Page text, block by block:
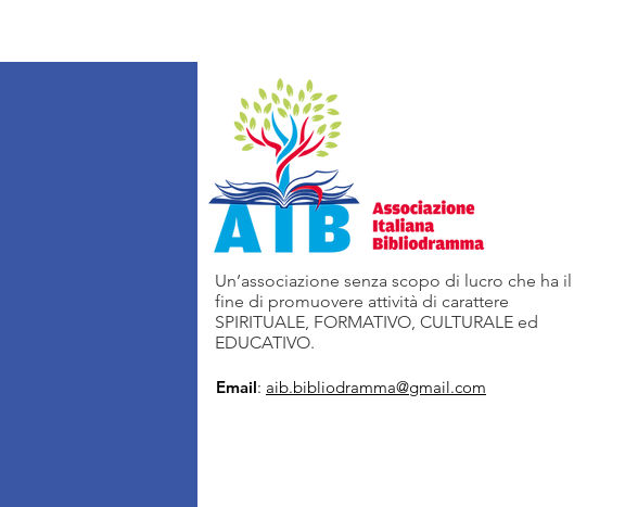
Un’associazione senza scopo di lucro che ha il
fine di promuovere attività di carattere
SPIRITUALE, FORMATIVO, CULTURALE ed
EDUCATIVO.
Email: aib.bibliodramma@gmail.com